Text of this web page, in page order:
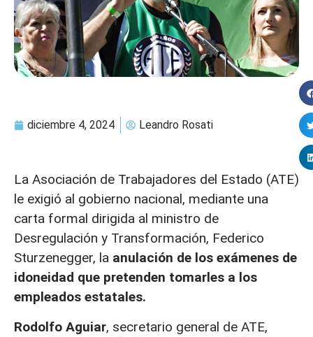
diciembre 4, 2024 Leandro Rosati
La Asociación de Trabajadores del Estado (ATE)
le exigió al gobierno nacional, mediante una
carta formal dirigida al ministro de
Desregulación y Transformación, Federico
Sturzenegger, la anulación de los exámenes de
idoneidad que pretenden tomarles a los
empleados estatales.
Rodolfo Aguiar, secretario general de ATE,